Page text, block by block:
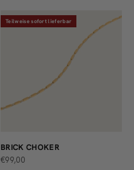
Teilweise sofort lieferbar
BRICK CHOKER
ANGEBOT
€99,00